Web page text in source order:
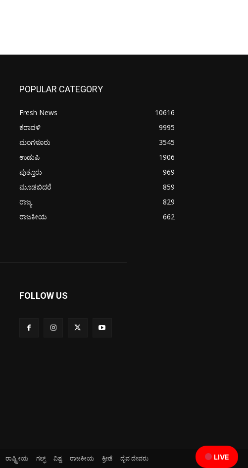
LIVE
POPULAR CATEGORY
Fresh News
10616
ಕರಾವಳಿ
9995
ಮಂಗಳೂರು
3545
ಉಡುಪಿ
1906
ಪುತ್ತೂರು
969
ಮೂಡಬಿದರೆ
859
ರಾಜ್ಯ
829
ರಾಜಕೀಯ
662
FOLLOW US
ರಾಷ್ಟ್ರೀಯ ಗಲ್ಫ್ ವಿಶ್ವ ರಾಜಕೀಯ ಕ್ರೀಡೆ
ದೈವ ದೇವರು